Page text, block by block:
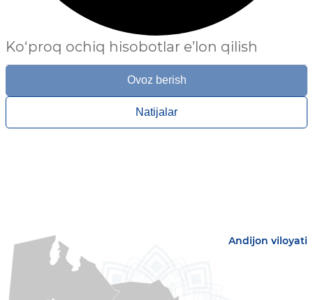
Ko‘proq ochiq hisobotlar e’lon qilish
Ovoz berish
Natijalar
Andijon viloyati